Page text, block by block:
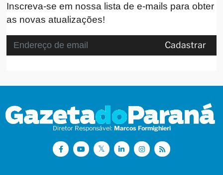
Inscreva-se em nossa lista de e-mails para obter
as novas atualizações!
Cadastrar
Diretor Responsável: Marcos Formighieri